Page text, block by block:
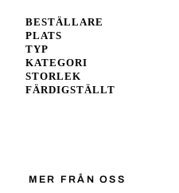
BESTÄLLARE
PLATS
TYP
KATEGORI
STORLEK
FÄRDIGSTÄLLT
MER FRÅN OSS